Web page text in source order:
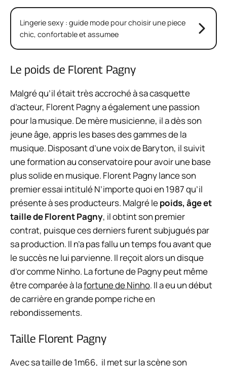
Lingerie sexy : guide mode pour choisir une piece
chic, confortable et assumee
Le poids de Florent Pagny
Malgré qu’il était très accroché à sa casquette
d’acteur, Florent Pagny a également une passion
pour la musique. De mère musicienne, il a dès son
jeune âge, appris les bases des gammes de la
musique. Disposant d’une voix de Baryton, il suivit
une formation au conservatoire pour avoir une base
plus solide en musique. Florent Pagny lance son
premier essai intitulé N’importe quoi en 1987 qu’il
présente à ses producteurs. Malgré lepoids, âge et
taille de Florent Pagny, il obtint son premier
contrat, puisque ces derniers furent subjugués par
sa production. Il n’a pas fallu un temps fou avant que
le succès ne lui parvienne. Il reçoit alors un disque
d’or comme Ninho. La fortune de Pagny peut même
être comparée à lafortune de Ninho. Il a eu un début
de carrière en grande pompe riche en
rebondissements.
Taille Florent Pagny
Avec sa taille de 1m66, il met sur la scène son